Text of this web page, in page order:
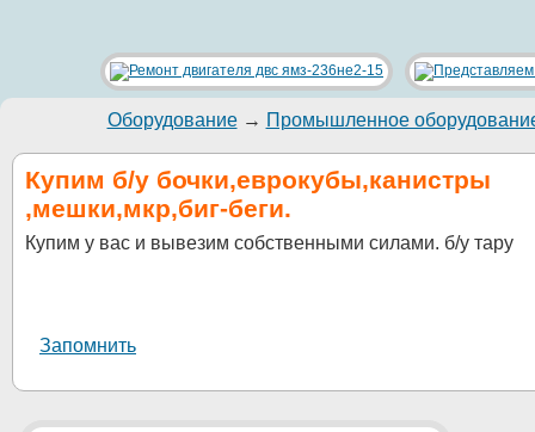
Оборудование→ Промышленное
Купим б/у бочки,еврокубы,канистры
,мешки,мкр,биг-беги.
Купим у вас и вывезим собственными силами. б/у тару
Запомнить